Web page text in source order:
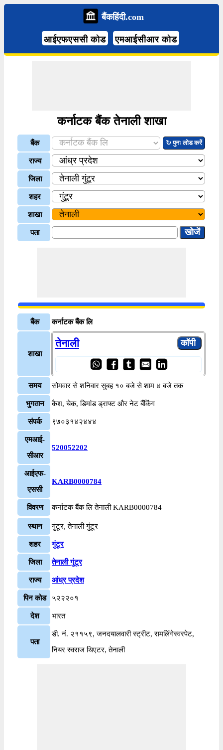
बैंकहिंदी.com
आईएफएससी कोड एमआईसीआर कोड
कर्नाटक बैंक तेनाली शाखा
बैंक ↻ पुनः लोड करें
राज्य
जिला
शहर
शाखा
पता
बैंक कर्नाटक बैंक लि
शाखा
तेनाली
समय सोमवार से शनिवार सुबह १० बजे से शाम ४ बजे तक
भुगतान कैश, चेक, डिमांड ड्राफ्ट और नेट बैंकिंग
संपर्क ९७०३१४२४४४
एमआई-
सीआर
520052202
आईएफ-
एससी
KARB0000784
विवरण कर्नाटक बैंक लि तेनाली KARB0000784
स्थान गुंटूर, तेनाली गुंटूर
शहर गुंटूर
जिला तेनाली गुंटूर
राज्य आंध्र प्रदेश
पिन कोड ५२२२०१
देश भारत
पता
डी. नं. २११५९, जनदयालवारी स्ट्रीट, रामलिंगेस्वरपेट,
नियर स्वराज थिएटर, तेनाली